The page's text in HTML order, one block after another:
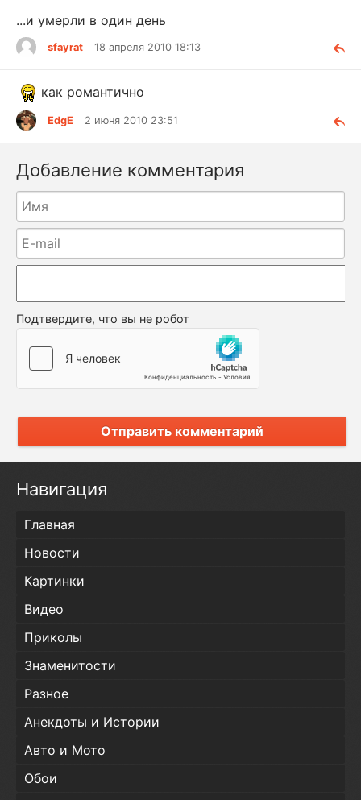
...и умерли в один день
sfayrat 18 апреля 2010 18:13
как романтично
EdgE 2 июня 2010 23:51
Добавление комментария
Подтвердите, что вы не робот
Отправить комментарий
Навигация
Главная
Новости
Картинки
Видео
Приколы
Знаменитости
Разное
Анекдоты и Истории
Авто и Мото
Обои